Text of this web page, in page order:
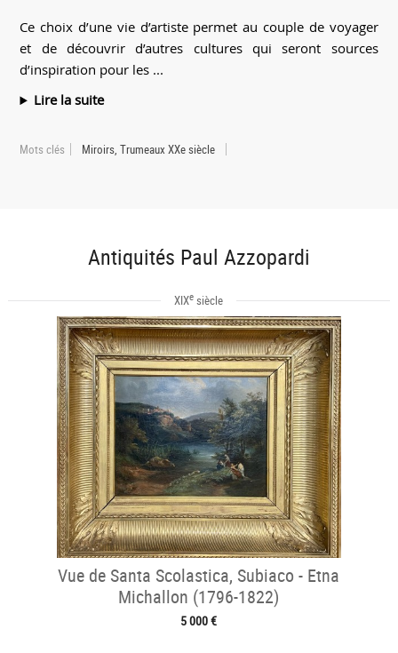
Ce choix d’une vie d’artiste permet au couple de voyager
et de découvrir d’autres cultures qui seront sources
d’inspiration pour les ...
Lire la suite
Mots clés Miroirs, Trumeaux XXe siècle
Antiquités Paul Azzopardi
XIXe siècle
Vue de Santa Scolastica, Subiaco - Etna
Michallon (1796-1822)
5 000 €